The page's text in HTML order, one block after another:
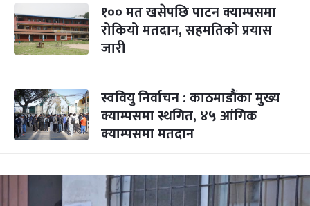
१०० मत खसेपछि पाटन क्याम्पसमा
रोकियो मतदान, सहमतिको प्रयास
जारी
स्ववियु निर्वाचन : काठमाडौंका मुख्य
क्याम्पसमा स्थगित, ४५ आंगिक
क्याम्पसमा मतदान